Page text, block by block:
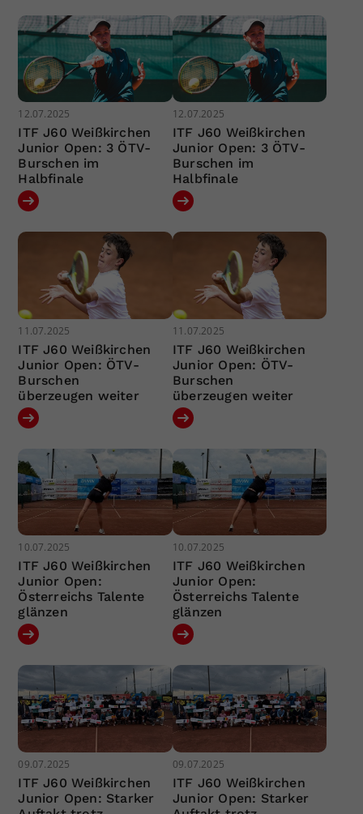
12.07.2025
ITF J60 Weißkirchen
Junior Open: 3 ÖTV-
Burschen im
Halbfinale
12.07.2025
ITF J60 Weißkirchen
Junior Open: 3 ÖTV-
Burschen im
Halbfinale
11.07.2025
ITF J60 Weißkirchen
Junior Open: ÖTV-
Burschen
überzeugen weiter
11.07.2025
ITF J60 Weißkirchen
Junior Open: ÖTV-
Burschen
überzeugen weiter
10.07.2025
ITF J60 Weißkirchen
Junior Open:
Österreichs Talente
glänzen
10.07.2025
ITF J60 Weißkirchen
Junior Open:
Österreichs Talente
glänzen
09.07.2025
ITF J60 Weißkirchen
Junior Open: Starker
09.07.2025
ITF J60 Weißkirchen
Junior Open: Starker